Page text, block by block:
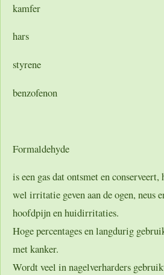
kamfer
hars
styrene
benzofenon
Formaldehyde
is een gas dat ontsmet en
wel irritatie geven aan de ogen, neus
hoofdpijn en huidirritaties.
Hoge percentages en langdurig
met kanker.
Wordt veel in nagelverharders